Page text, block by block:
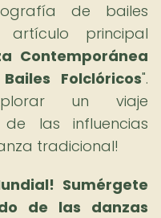
de bailes
principal
Contemporánea
Folclóricos".
un viaje
las influencias
tradicional!
Sumérgete
de las danzas